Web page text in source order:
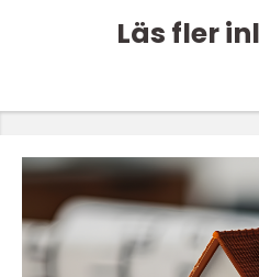
Läs fler